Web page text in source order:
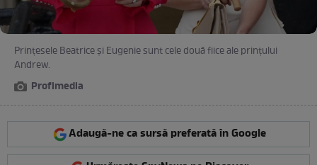
Prințesele Beatrice și Eugenie sunt cele două fiice ale prințului
Andrew.
Profimedia
Adaugă-ne ca sursă preferată în Google